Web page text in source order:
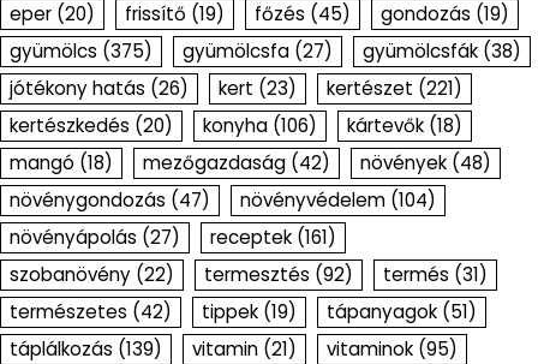
eper (20) frissítő (19) főzés (45) gondozás (19)
gyümölcs (375) gyümölcsfa (27) gyümölcsfák (38)
jótékony hatás (26) kert (23) kertészet (221)
kertészkedés (20) konyha (106) kártevők (18)
mangó (18) mezőgazdaság (42) növények (48)
növénygondozás (47) növényvédelem (104)
növényápolás (27) receptek (161)
szobanövény (22) termesztés (92) termés (31)
természetes (42) tippek (19) tápanyagok (51)
táplálkozás (139) vitamin (21) vitaminok (95)